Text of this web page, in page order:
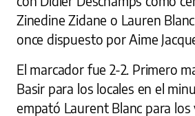
Zinedine Zidane o Lauren
once dispuesto por Aime
El marcador fue 2-2. Primero
Basir para los locales en el
empató Laurent Blanc para los